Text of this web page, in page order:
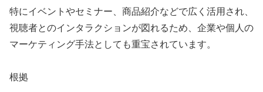
特にイベントやセミナー、商品紹介などで広く活用され、
視聴者とのインタラクションが図れるため、企業や個人の
マーケティング手法としても重宝されています。
根拠